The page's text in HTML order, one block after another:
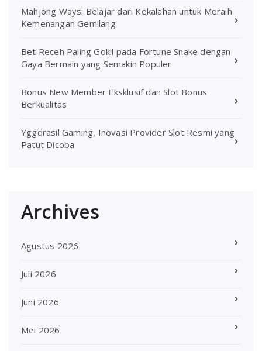
Mahjong Ways: Belajar dari Kekalahan untuk Meraih
Kemenangan Gemilang
Bet Receh Paling Gokil pada Fortune Snake dengan
Gaya Bermain yang Semakin Populer
Bonus New Member Eksklusif dan Slot Bonus
Berkualitas
Yggdrasil Gaming, Inovasi Provider Slot Resmi yang
Patut Dicoba
Archives
Agustus 2026
Juli 2026
Juni 2026
Mei 2026